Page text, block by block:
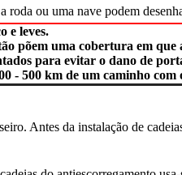
ou uma nave podem
e leves.
põem uma cobertura em
para evitar o dano de
- 500 km de um caminho com
Antes da instalação de